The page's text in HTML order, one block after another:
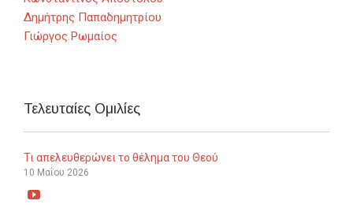
Δημήτρης Παπαδημητρίου
Γιώργος Ρωμαίος
Τελευταίες Ομιλίες
Τι απελευθερώνει το θέλημα του Θεού
10 Μαΐου 2026
